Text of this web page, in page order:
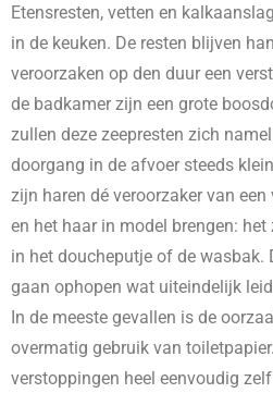
Etensresten, vetten en
in de keuken. De resten blijven
veroorzaken op den duur een
de badkamer zijn een grote
zullen deze zeepresten zich
doorgang in de afvoer steeds
zijn haren dé veroorzaker van
en het haar in model brengen:
in het doucheputje of de wasbak.
gaan ophopen wat uiteindelijk
In de meeste gevallen is de
overmatig gebruik van
verstoppingen heel eenvoudig